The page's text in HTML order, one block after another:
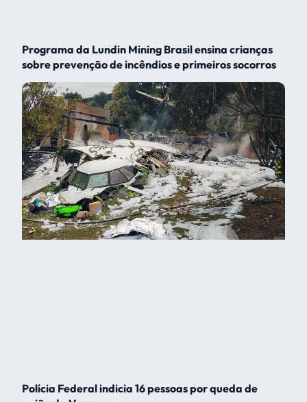
Programa da Lundin Mining Brasil ensina crianças
sobre prevenção de incêndios e primeiros socorros
Polícia Federal indicia 16 pessoas por queda de